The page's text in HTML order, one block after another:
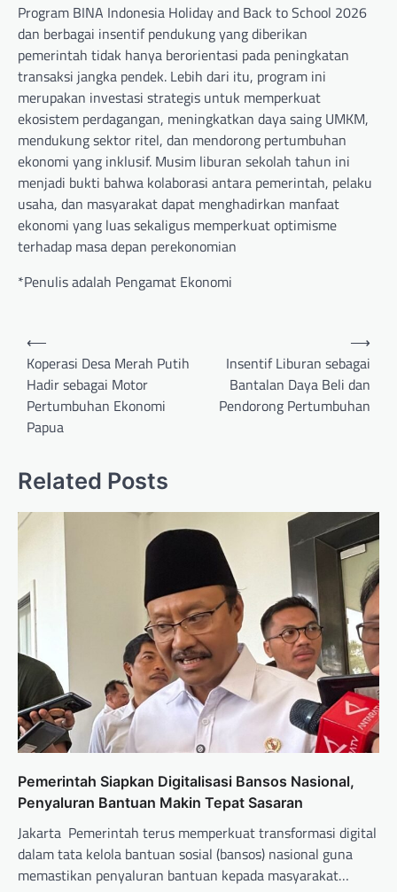
Program BINA Indonesia Holiday and Back to School 2026
dan berbagai insentif pendukung yang diberikan
pemerintah tidak hanya berorientasi pada peningkatan
transaksi jangka pendek. Lebih dari itu, program ini
merupakan investasi strategis untuk memperkuat
ekosistem perdagangan, meningkatkan daya saing UMKM,
mendukung sektor ritel, dan mendorong pertumbuhan
ekonomi yang inklusif. Musim liburan sekolah tahun ini
menjadi bukti bahwa kolaborasi antara pemerintah, pelaku
usaha, dan masyarakat dapat menghadirkan manfaat
ekonomi yang luas sekaligus memperkuat optimisme
terhadap masa depan perekonomian
*Penulis adalah Pengamat Ekonomi
Post
navigation
⟵
Koperasi Desa Merah Putih
Hadir sebagai Motor
Pertumbuhan Ekonomi
Papua
Insentif Liburan sebagai
Bantalan Daya Beli dan
Pendorong Pertumbuhan
⟶
Related Posts
Pemerintah Siapkan Digitalisasi Bansos Nasional,
Penyaluran Bantuan Makin Tepat Sasaran
Jakarta  Pemerintah terus memperkuat transformasi digital
dalam tata kelola bantuan sosial (bansos) nasional guna
memastikan penyaluran bantuan kepada masyarakat…